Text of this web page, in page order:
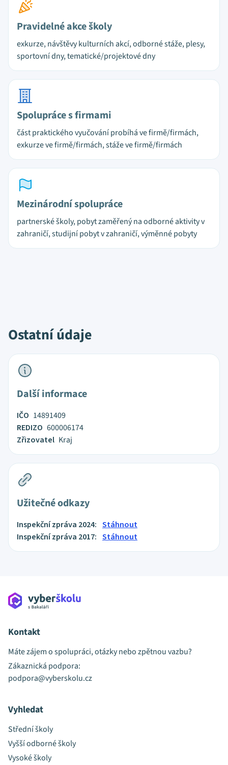
Pravidelné akce školy
exkurze, návštěvy kulturních akcí, odborné stáže, plesy,
sportovní dny, tematické/projektové dny
Spolupráce s firmami
část praktického vyučování probíhá ve firmě/firmách,
exkurze ve firmě/firmách, stáže ve firmě/firmách
Mezinárodní spolupráce
partnerské školy, pobyt zaměřený na odborné aktivity v
zahraničí, studijní pobyt v zahraničí, výměnné pobyty
Ostatní údaje
Další informace
IČO 14891409
REDIZO 600006174
Zřizovatel Kraj
Užitečné odkazy
Inspekční zpráva 2024: Stáhnout
Inspekční zpráva 2017: Stáhnout
Kontakt
Máte zájem o spolupráci, otázky nebo zpětnou vazbu?
Zákaznická podpora:
podpora@vyberskolu.cz
Vyhledat
Střední školy
Vyšší odborné školy
Vysoké školy